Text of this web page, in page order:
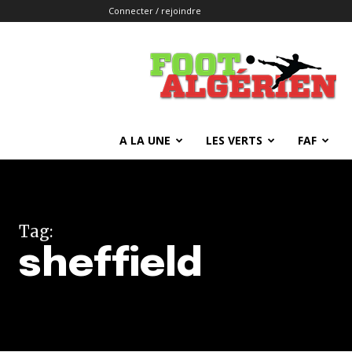
Connecter / rejoindre
FOOTALGERIEN
A LA UNE LES VERTS FAF
Tag:
sheffield